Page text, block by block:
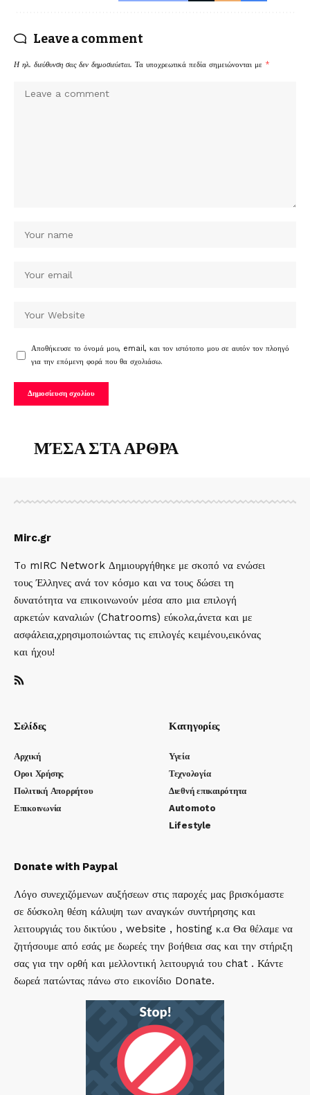
Leave a comment
Η ηλ. διεύθυνση σας δεν δημοσιεύεται. Τα υποχρεωτικά πεδία σημειώνονται με *
Αποθήκευσε το όνομά μου, email, και τον ιστότοπο μου σε αυτόν τον πλοηγό
για την επόμενη φορά που θα σχολιάσω.
ΜΈΣΑ ΣΤΑ ΑΡΘΡΑ
Mirc.gr
Tο mIRC Network Δημιουργήθηκε με σκοπό να ενώσει
τους Έλληνες ανά τον κόσμο και να τους δώσει τη
δυνατότητα να επικοινωνούν μέσα απο μια επιλογή
αρκετών καναλιών (Chatrooms) εύκολα,άνετα και με
ασφάλεια,χρησιμοποιώντας τις επιλογές κειμένου,εικόνας
και ήχου!
Σελίδες
Αρχική
Οροι Χρήσης
Πολιτική Απορρήτου
Επικοινωνία
Κατηγορίες
Υγεία
Τεχνολογία
Διεθνή επικαιρότητα
Automoto
Lifestyle
Donate with Paypal
Λόγο συνεχιζόμενων αυξήσεων στις παροχές μας βρισκόμαστε
σε δύσκολη θέση κάλυψη των αναγκών συντήρησης και
λειτουργιάς του δικτύου , website , hosting κ.α Θα θέλαμε να
ζητήσουμε από εσάς με δωρεές την βοήθεια σας και την στήριξη
σας για την ορθή και μελλοντική λειτουργιά του chat . Κάντε
δωρεά πατώντας πάνω στο εικονίδιο Donate.